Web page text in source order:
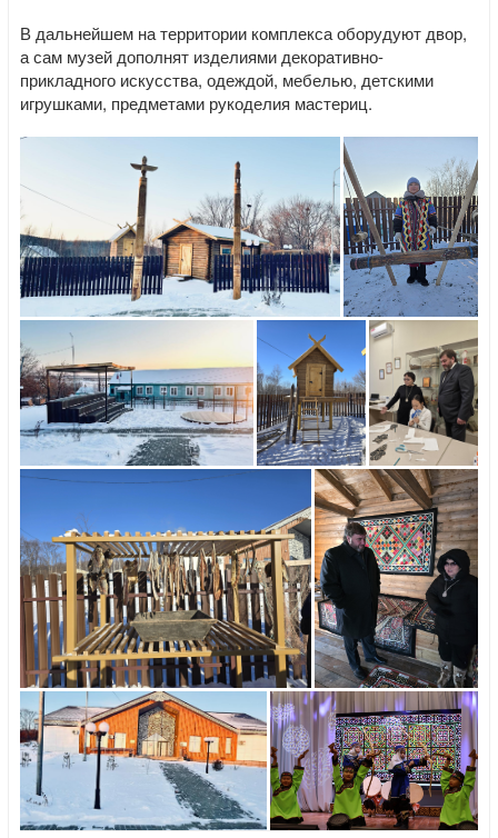
В дальнейшем на территории комплекса оборудуют двор,
а сам музей дополнят изделиями декоративно-
прикладного искусства, одеждой, мебелью, детскими
игрушками, предметами рукоделия мастериц.